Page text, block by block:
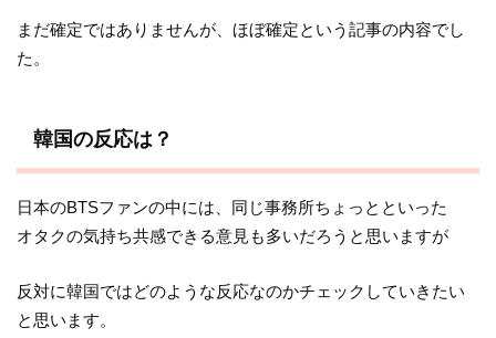
まだ確定ではありませんが、ほぼ確定という記事の内容でし
た。
韓国の反応は？
日本のBTSファンの中には、同じ事務所ちょっとといった
オタクの気持ち共感できる意見も多いだろうと思いますが
反対に韓国ではどのような反応なのかチェックしていきたい
と思います。